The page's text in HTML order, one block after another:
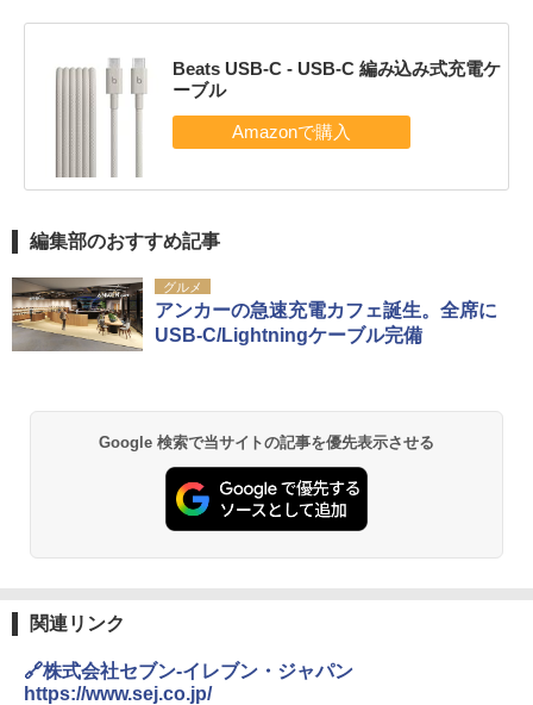
Beats USB-C - USB-C 編み込み式充電ケ
ーブル
編集部のおすすめ記事
グルメ
アンカーの急速充電カフェ誕生。全席に
USB-C/Lightningケーブル完備
Google 検索で当サイトの記事を優先表示させる
関連リンク
🔗株式会社セブン-イレブン・ジャパン
https://www.sej.co.jp/